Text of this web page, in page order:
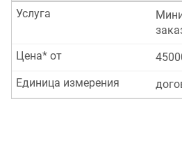
Услуга
Цена* от
Единица измерения